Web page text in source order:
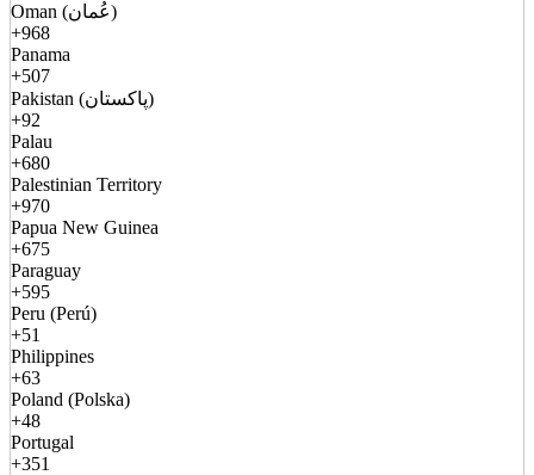
Oman (عُمان)
+968
Panama
+507
Pakistan (پاکستان)
+92
Palau
+680
Palestinian Territory
+970
Papua New Guinea
+675
Paraguay
+595
Peru (Perú)
+51
Philippines
+63
Poland (Polska)
+48
Portugal
+351